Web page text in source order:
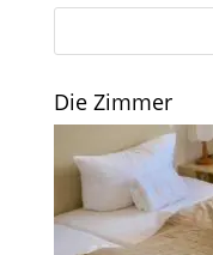
Die Zimmer